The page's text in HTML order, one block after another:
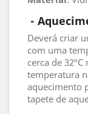
-
Deverá criar
com uma
cerca de
temperatura
aquecimento
tapete de